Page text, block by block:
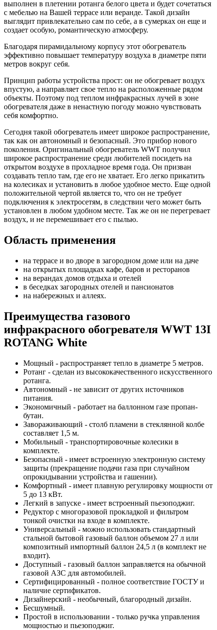
выполнен в плетении ротанга белого цвета и будет сочетаться
с мебелью на Вашей террасе или веранде. Такой дизайн
выглядит привлекательно сам по себе, а в сумерках он еще и
создает особую, романтическую атмосферу.
Благодаря пирамидальному корпусу этот обогреватель
эффективно повышает температуру воздуха в диаметре пяти
метров вокруг себя.
Принцип работы устройства прост: он не обогревает воздух
впустую, а направляет свое тепло на расположенные рядом
объекты. Поэтому под теплом инфракрасных лучей в зоне
обогревателя даже в ненастную погоду можно чувствовать
себя комфортно.
Сегодня такой обогреватель имеет широкое распространение,
так как он автономный и безопасный. Это прибор нового
поколения. Оригинальный обогреватель WWT получил
широкое распространение среди любителей посидеть на
открытом воздухе в прохладное время года. Он призван
создавать тепло там, где его не хватает. Его легко прикатить
на колесиках и установить в любое удобное место. Еще одной
положительной чертой является то, что он не требует
подключения к электросетям, в следствии чего может быть
установлен в любом удобном месте. Так же он не перегревает
воздух, и не перемешивает его с пылью.
Область применения
на террасе и во дворе в загородном доме или на даче
на открытых площадках кафе, баров и ресторанов
на верандах домов отдыха и отелей
в беседках загородных отелей и пансионатов
на набережных и аллеях.
Преимущества газового
инфракрасного обогревателя WWT 13I
ROTANG White
Мощный - распространяет тепло в диаметре 5 метров.
Ротанг - сделан из высококачественного искусственного
ротанга.
Автономный - не зависит от других источников
питания.
Экономичный - работает на баллонном газе пропан-
бутан.
Завораживающий - столб пламени в стеклянной колбе
составляет 1,5 м.
Мобильный - транспортировочные колесики в
комплекте.
Безопасный - имеет встроенную электронную систему
защиты (прекращение подачи газа при случайном
опрокидывании устройства и гашении).
Комфортный - имеет плавную регулировку мощности от
5 до 13 кВт.
Легкий в запуске - имеет встроенный пьезоподжиг.
Редуктор с многоразовой прокладкой и фильтром
тонкой очистки на входе в комплекте.
Универсальный - можно использовать стандартный
стальной бытовой газовый баллон объемом 27 л или
композитный импортный баллон 24,5 л (в комплект не
входит).
Доступный - газовый баллон заправляется на обычной
газовой АЗС для автомобилей.
Сертифицированный - полное соответствие ГОСТУ и
наличие сертификатов.
Дизайнерский - необычный, благородный дизайн.
Бесшумный.
Простой в использовании - только ручка управления
мощностью и пьезоподжиг.